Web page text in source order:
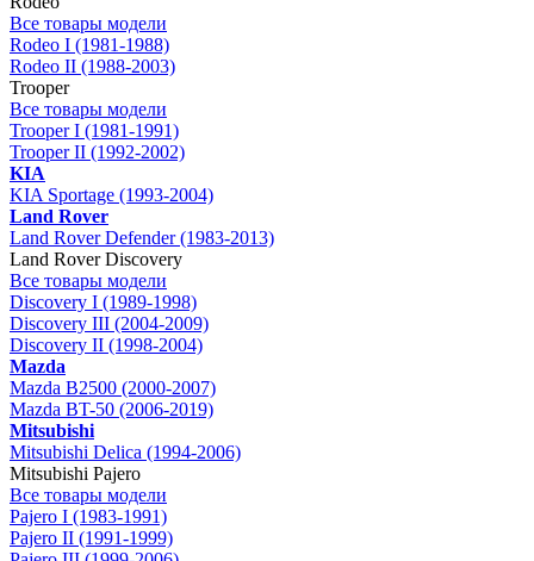
Все товары модели
Rodeo I (1981-1988)
Rodeo II (1988-2003)
Trooper
Все товары модели
Trooper I (1981-1991)
Trooper II (1992-2002)
KIA
KIA Sportage (1993-2004)
Land Rover
Land Rover Defender (1983-2013)
Land Rover Discovery
Все товары модели
Discovery I (1989-1998)
Discovery III (2004-2009)
Discovery II (1998-2004)
Mazda
Mazda B2500 (2000-2007)
Mazda BT-50 (2006-2019)
Mitsubishi
Mitsubishi Delica (1994-2006)
Mitsubishi Pajero
Все товары модели
Pajero I (1983-1991)
Pajero II (1991-1999)